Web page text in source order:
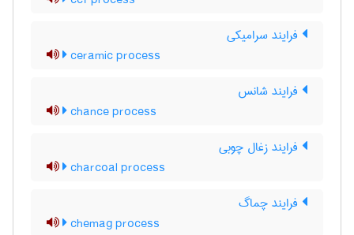
فرایند سرامیکی
ceramic process
فرایند شانس
chance process
فرایند زغال چوبی
charcoal process
فرایند چماگ
chemag process